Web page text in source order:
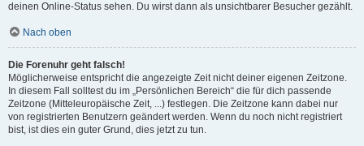
deinen Online-Status sehen. Du wirst dann als unsichtbarer Besucher gezählt.
Nach oben
Die Forenuhr geht falsch!
Möglicherweise entspricht die angezeigte Zeit nicht deiner eigenen Zeitzone.
In diesem Fall solltest du im „Persönlichen Bereich“ die für dich passende
Zeitzone (Mitteleuropäische Zeit, ...) festlegen. Die Zeitzone kann dabei nur
von registrierten Benutzern geändert werden. Wenn du noch nicht registriert
bist, ist dies ein guter Grund, dies jetzt zu tun.